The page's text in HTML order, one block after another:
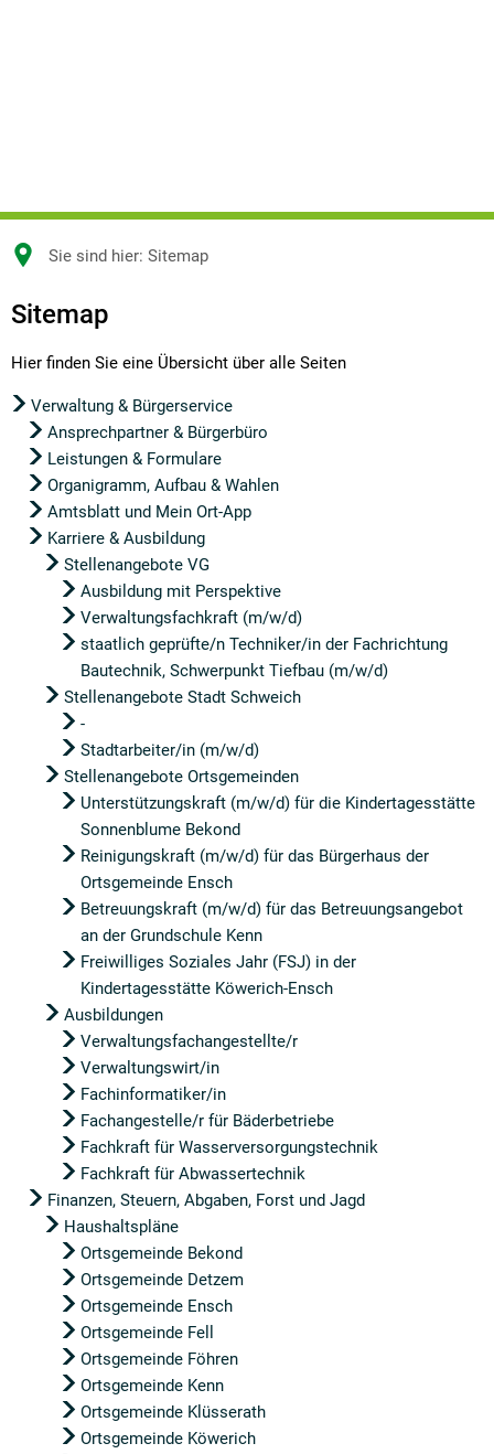
Sie sind hier: Sitemap
Sitemap
Sitemap
Hier finden Sie eine Übersicht über alle Seiten
Verwaltung & Bürgerservice
Ansprechpartner & Bürgerbüro
Leistungen & Formulare
Organigramm, Aufbau & Wahlen
Amtsblatt und Mein Ort-App
Karriere & Ausbildung
Stellenangebote VG
Ausbildung mit Perspektive
Verwaltungsfachkraft (m/w/d)
staatlich geprüfte/n Techniker/in der Fachrichtung
Bautechnik, Schwerpunkt Tiefbau (m/w/d)
Stellenangebote Stadt Schweich
-
Stadtarbeiter/in (m/w/d)
Stellenangebote Ortsgemeinden
Unterstützungskraft (m/w/d) für die Kindertagesstätte
Sonnenblume Bekond
Reinigungskraft (m/w/d) für das Bürgerhaus der
Ortsgemeinde Ensch
Betreuungskraft (m/w/d) für das Betreuungsangebot
an der Grundschule Kenn
Freiwilliges Soziales Jahr (FSJ) in der
Kindertagesstätte Köwerich-Ensch
Ausbildungen
Verwaltungsfachangestellte/r
Verwaltungswirt/in
Fachinformatiker/in
Fachangestelle/r für Bäderbetriebe
Fachkraft für Wasserversorgungstechnik
Fachkraft für Abwassertechnik
Finanzen, Steuern, Abgaben, Forst und Jagd
Haushaltspläne
Ortsgemeinde Bekond
Ortsgemeinde Detzem
Ortsgemeinde Ensch
Ortsgemeinde Fell
Ortsgemeinde Föhren
Ortsgemeinde Kenn
Ortsgemeinde Klüsserath
Ortsgemeinde Köwerich